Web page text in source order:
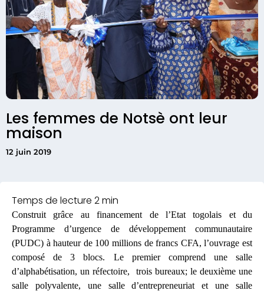
Les femmes de Notsè ont leur
maison
12 juin 2019
Construit grâce au financement de l’Etat togolais et du
Programme d’urgence de développement communautaire
(PUDC) à hauteur de 100 millions de francs CFA, l’ouvrage est
composé de 3 blocs. Le premier comprend une salle
d’alphabétisation, un réfectoire, trois bureaux; le deuxième une
salle polyvalente, une salle d’entrepreneuriat et une salle